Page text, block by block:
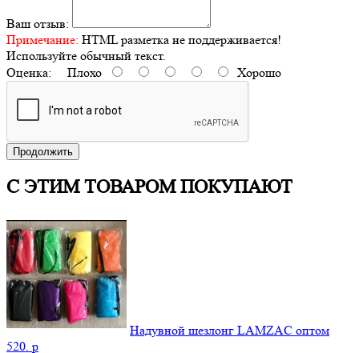
Ваш отзыв:
Примечание: HTML разметка не поддерживается!
Используйте обычный текст.
Оценка: Плохо Хорошо
Продолжить
С ЭТИМ ТОВАРОМ ПОКУПАЮТ
Надувной шезлонг LAMZAC оптом
520. p